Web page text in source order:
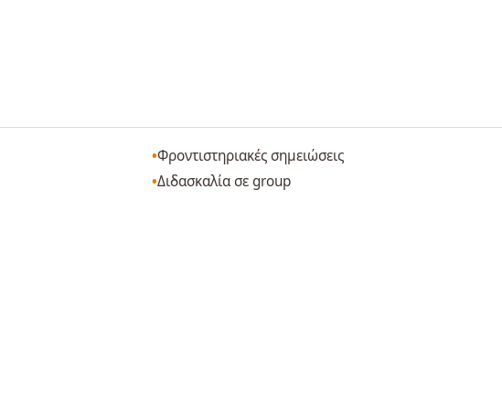
Φροντιστηριακές σημειώσεις
Διδασκαλία σε group